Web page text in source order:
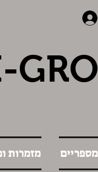
מספריים מזמרות